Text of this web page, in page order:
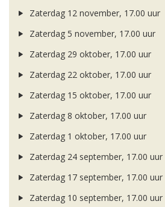
Zaterdag 12 november, 17.00 uur
Zaterdag 5 november, 17.00 uur
Zaterdag 29 oktober, 17.00 uur
Zaterdag 22 oktober, 17.00 uur
Zaterdag 15 oktober, 17.00 uur
Zaterdag 8 oktober, 17.00 uur
Zaterdag 1 oktober, 17.00 uur
Zaterdag 24 september, 17.00 uur
Zaterdag 17 september, 17.00 uur
Zaterdag 10 september, 17.00 uur